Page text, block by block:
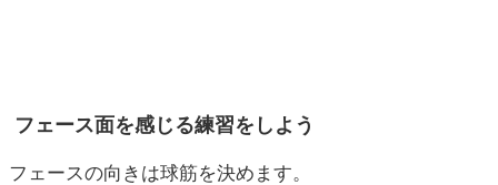
フェース面を感じる練習をしよう
フェースの向きは球筋を決めます。